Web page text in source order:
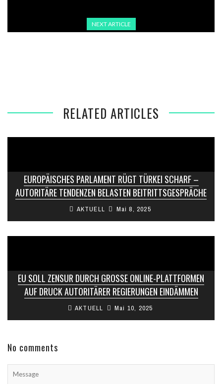
NEXT ARTICLE
RELATED ARTICLES
EUROPÄISCHES PARLAMENT RÜGT TÜRKEI SCHARF –
AUTORITÄRE TENDENZEN BELASTEN BEITRITTSGESPRÄCHE
AKTUELL Mai 8, 2025
EU SOLL ZENSUR DURCH GROSSE ONLINE-PLATTFORMEN A
UF DRUCK AUTORITÄRER REGIERUNGEN EINDÄMMEN
AKTUELL Mai 10, 2025
No comments